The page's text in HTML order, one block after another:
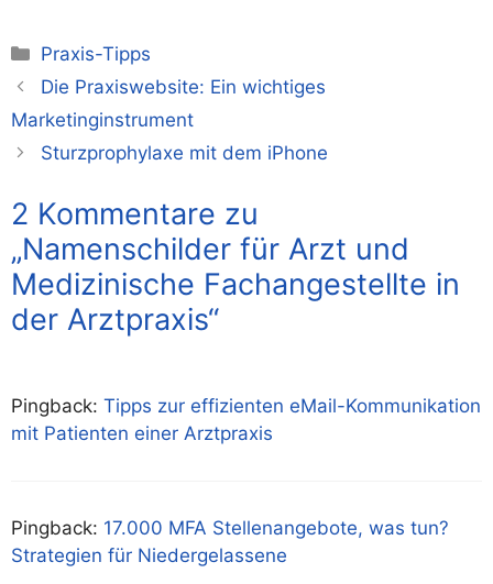
Kategorien
Praxis-Tipps
Die Praxiswebsite: Ein wichtiges
Marketinginstrument
Sturzprophylaxe mit dem iPhone
2 Kommentare zu
„Namenschilder für Arzt und
Medizinische Fachangestellte in
der Arztpraxis“
Pingback: Tipps zur effizienten eMail-Kommunikation
mit Patienten einer Arztpraxis
Pingback: 17.000 MFA Stellenangebote, was tun?
Strategien für Niedergelassene